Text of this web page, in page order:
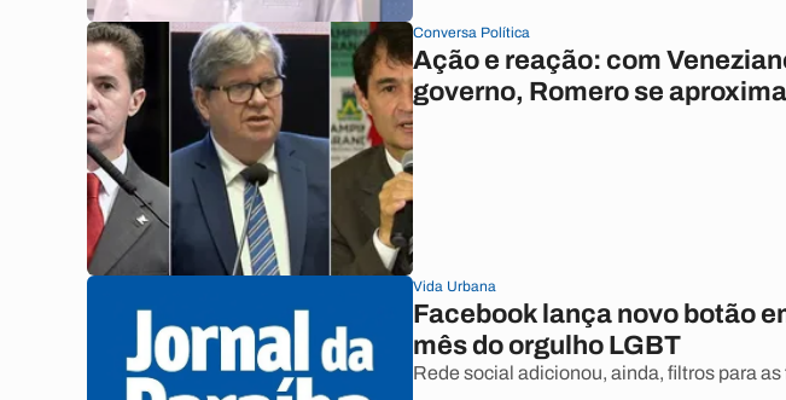
Conversa Política
Ação e reação: com
governo, Romero se aproxima
Vida Urbana
Facebook lança novo botão
mês do orgulho LGBT
Rede social adicionou, ainda, filtros para as